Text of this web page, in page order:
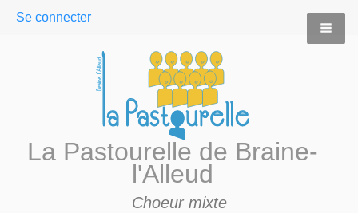
User
Se connecter
La Pastourelle de Braine-
l'Alleud
Choeur mixte